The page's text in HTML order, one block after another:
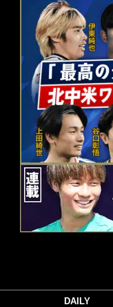
DAILY